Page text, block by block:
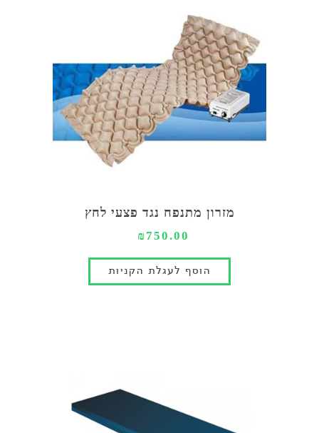
מזרון מתנפח נגד פצעי לחץ
₪750.00